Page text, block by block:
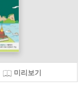
미리보기